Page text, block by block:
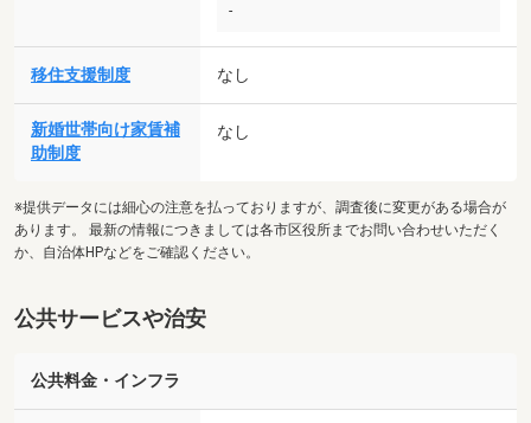
-
移住支援制度 なし
新婚世帯向け家賃補
助制度
なし
※提供データには細心の注意を払っておりますが、調査後に変更がある場合が
あります。 最新の情報につきましては各市区役所までお問い合わせいただく
か、自治体HPなどをご確認ください。
公共サービスや治安
公共料金・インフラ